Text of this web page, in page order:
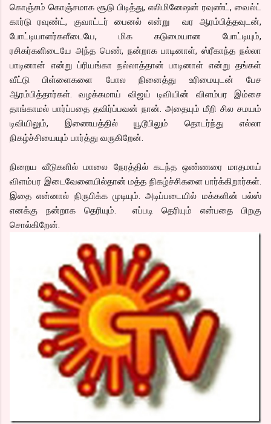
கொஞ்சம் கொஞ்சமாக சூடு பிடித்து, எலிமினேஷன் ரவுண்ட், வைல்ட்
கார்டு ரவுண்ட், குவாட்டர் பைனல் என்று வர ஆரம்பித்தவுடன்,
போட்டியாளர்களீடையே, மிக கடுமையான போட்டியும்,
ரசிகர்களிடையே அந்த பெண், நன்றாக பாடினாள், ஸ்ரீகாந்த நல்லா
பாடினான் என்று ப்ரியங்கா நல்லாத்தான் பாடினாள் என்று தங்கள்
வீட்டு பிள்ளைகளை போல நினைத்து உரிமையுடன் பேச
ஆரம்பித்தார்கள். வழக்கமாய் விஜய் டிவியின் விளம்பர இம்சை
தாங்காமல் பார்ப்பதை தவிர்ப்பவன் நான். அதையும் மீறி சில சமயம்
டிவியிலும், இணையத்தில் யூடூபிலும் தொடர்ந்து எல்லா
நிகழ்ச்சியையும் பார்த்து வருகிறேன்.
நிறைய வீடுகளில் மாலை நேரத்தில் கடந்த ஒண்ணரை மாதமாய்
விளம்பர இடைவேளையில்தான் மத்த நிகழ்ச்சிகளை பார்க்கிறார்கள்.
இதை என்னால் நிருபிக்க முடியும். அடிப்படையில் மக்களின் பல்ஸ்
எனக்கு நன்றாக தெரியும். எப்படி தெரியும் என்பதை பிறகு
சொல்கிறேன்.